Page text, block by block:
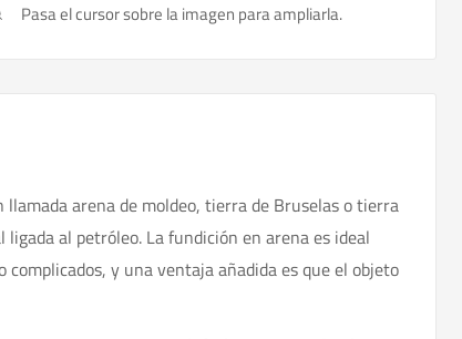
Pasa el cursor sobre la imagen para ampliarla.
llamada arena de moldeo, tierra de Bruselas o tierra
ligada al petróleo. La fundición en arena es ideal
complicados, y una ventaja añadida es que el objeto